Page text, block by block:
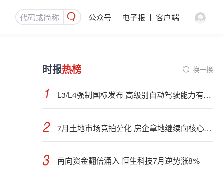
公众号 电子报 客户端
时报热榜 换一换
L3/L4强制国标发布 高级别自动驾驶能力有望看齐“老司机”
7月土地市场竞拍分化 房企拿地继续向核心城市聚集
南向资金翻倍涌入 恒生科技7月逆势涨8%